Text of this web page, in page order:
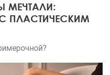
МЕЧТАЛИ:
ПЛАСТИЧЕСКИМ